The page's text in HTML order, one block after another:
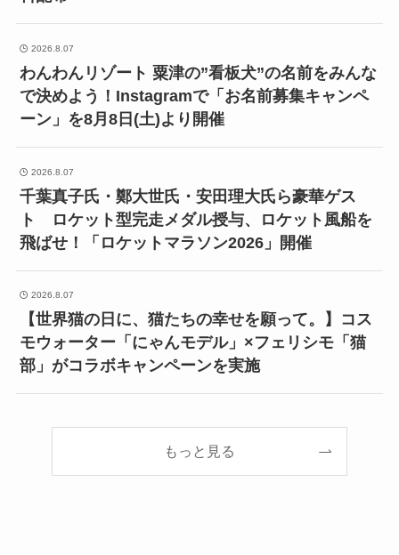
2026.8.07
わんわんリゾート 粟津の”看板犬”の名前をみんな
で決めよう！Instagramで「お名前募集キャンペ
ーン」を8月8日(土)より開催
2026.8.07
千葉真子氏・鄭大世氏・安田理大氏ら豪華ゲス
ト ロケット型完走メダル授与、ロケット風船を
飛ばせ！「ロケットマラソン2026」開催
2026.8.07
【世界猫の日に、猫たちの幸せを願って。】コス
モウォーター「にゃんモデル」×フェリシモ「猫
部」がコラボキャンペーンを実施
もっと見る